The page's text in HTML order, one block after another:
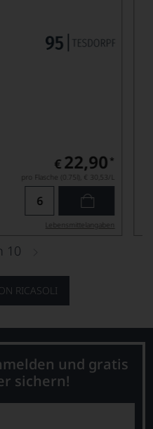
RICASOLI
€ 22,90 *
pro Flasche (0.75l), € 30,53 /L
Lebensmittel­angaben
10
und gratis
sichern!